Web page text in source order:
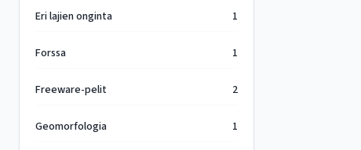
Eri lajien onginta 1
Forssa 1
Freeware-pelit 2
Geomorfologia 1